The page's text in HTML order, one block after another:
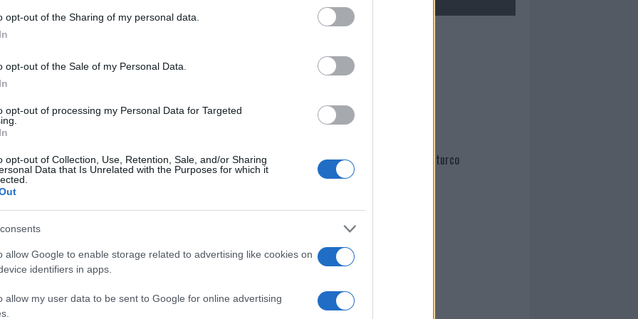
opt-out of the Sharing of my personal data.
opt-out of the Sale of my Personal Data.
opt-out of processing my Personal Data for Targeted
opt-out of Collection, Use, Retention, Sale, and/or Sharing
Data that Is Unrelated with the Purposes for which it
allow Google to enable storage related to advertising like cookies on
identifiers in apps.
allow my user data to be sent to Google for online advertising
nella sezione Login
dal menù del sito o
Roberto Ragnedda
Martina Agostina Diturco